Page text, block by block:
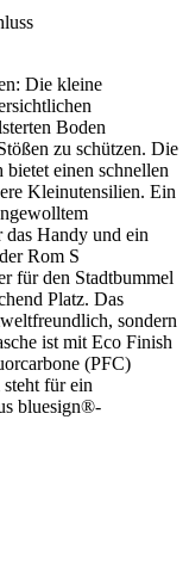
Die kleine
Boden
zu schützen. Die
einen schnellen
Kleinutensilien. Ein
Handy und ein
Rom S
für den Stadtbummel
Platz. Das
sondern
ist mit Eco Finish
(PFC)
für ein
bluesign®-